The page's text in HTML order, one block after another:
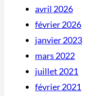
avril 2026
février 2026
janvier 2023
mars 2022
juillet 2021
février 2021